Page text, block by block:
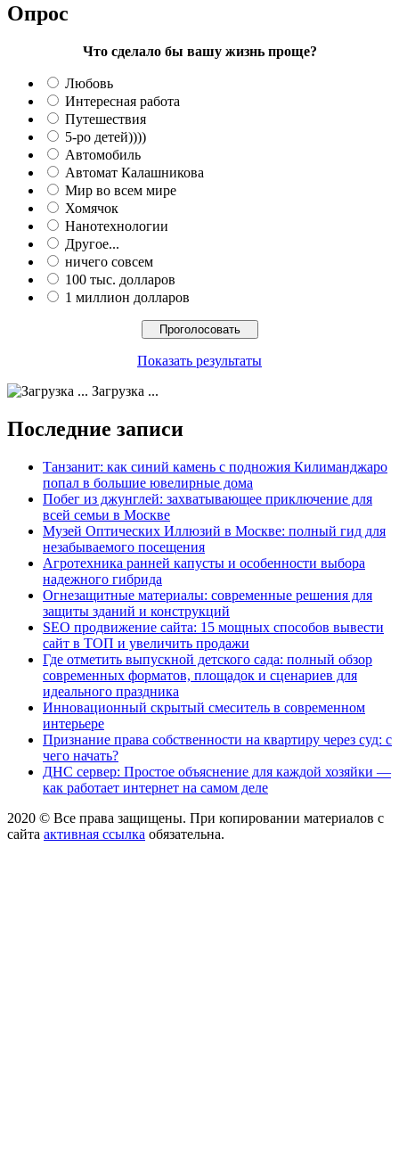
Опрос
Что сделало бы вашу жизнь проще?
Любовь
Интересная работа
Путешествия
5-ро детей))))
Автомобиль
Автомат Калашникова
Мир во всем мире
Хомячок
Нанотехнологии
Другое...
ничего совсем
100 тыс. долларов
1 миллион долларов
Показать результаты
Загрузка ...
Последние записи
Танзанит: как синий камень с подножия Килиманджаро
попал в большие ювелирные дома
Побег из джунглей: захватывающее приключение для
всей семьи в Москве
Музей Оптических Иллюзий в Москве: полный гид для
незабываемого посещения
Агротехника ранней капусты и особенности выбора
надежного гибрида
Огнезащитные материалы: современные решения для
защиты зданий и конструкций
SEO продвижение сайта: 15 мощных способов вывести
сайт в ТОП и увеличить продажи
Где отметить выпускной детского сада: полный обзор
современных форматов, площадок и сценариев для
идеального праздника
Инновационный скрытый смеситель в современном
интерьере
Признание права собственности на квартиру через суд: с
чего начать?
ДНС сервер: Простое объяснение для каждой хозяйки —
как работает интернет на самом деле
2020 © Все права защищены. При копировании материалов с
сайта активная ссылка обязательна.